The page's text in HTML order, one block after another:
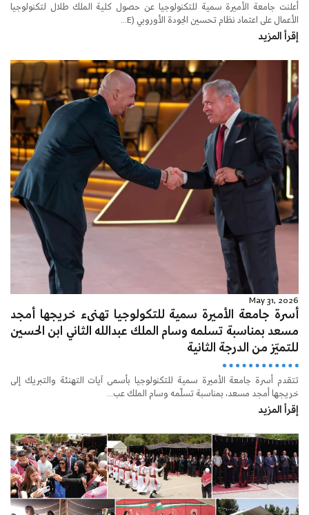
أعلنت جامعة الأميرة سمية للتكنولوجيا عن حصول كلية الملك طلال لتكنولوجيا
الأعمال على اعتماد نظام تحسين الجودة الأوروبي (E...
إقرأ المزيد
May 31, 2026
أسرة جامعة الأميرة سمية للتكولوجيا تهنىء خريجها أمجد
مسعد بمناسبة تسلمه وسام الملك عبدالله الثاني ابن الحسين
للتميّز من الدرجة الثانية
تتقدم أسرة جامعة الأميرة سمية للتكنولوجيا بأسمى آيات التهنئة والتبريك إلى
خريجها أمجد مسعد، بمناسبة تسلّمه وسام الملك عب...
إقرأ المزيد